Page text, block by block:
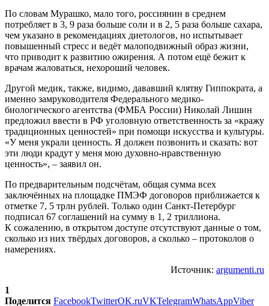
По словам Мурашко, мало того, россиянин в среднем
потребляет в 3, 9 раза больше соли и в 2, 5 раза больше сахара,
чем указано в рекомендациях диетологов, но испытывает
повышенный стресс и ведёт малоподвижный образ жизни,
что приводит к развитию ожирения. А потом ещё бежит к
врачам жаловаться, нехороший человек.
Другой медик, также, видимо, дававший клятву Гиппократа, а
именно замруководителя Федерального медико-
биологического агентства (ФМБА России) Николай Лишин
предложил ввести в РФ уголовную ответственность за «кражу
традиционных ценностей» при помощи искусства и культуры.
«У меня украли ценность. Я должен позвонить и сказать: вот
эти люди крадут у меня мою духовно-нравственную
ценность», – заявил он.
По предварительным подсчётам, общая сумма всех
заключённых на площадке ПМЭФ договоров приближается к
отметке 7, 5 трлн рублей. Только один Санкт-Петербург
подписал 67 соглашений на сумму в 1, 2 триллиона.
К сожалению, в открытом доступе отсутствуют данные о том,
сколько из них твёрдых договоров, а сколько – протоколов о
намерениях.
Источник: argumenti.ru
1
Поделится FacebookTwitterOK.ruVKTelegramWhatsAppViber